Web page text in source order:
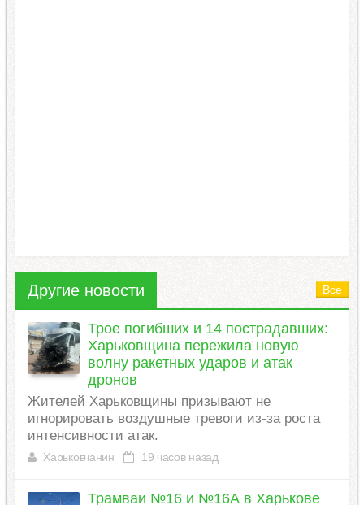
Другие новости Все
Трое погибших и 14 пострадавших:
Харьковщина пережила новую
волну ракетных ударов и атак
дронов
Жителей Харьковщины призывают не
игнорировать воздушные тревоги из-за роста
интенсивности атак.
Харьковчанин 19 часов назад
Трамваи №16 и №16А в Харькове